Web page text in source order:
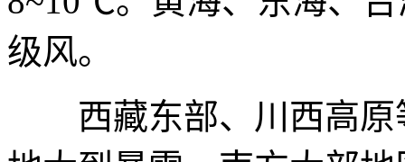
级风。
西藏东部、川西高原